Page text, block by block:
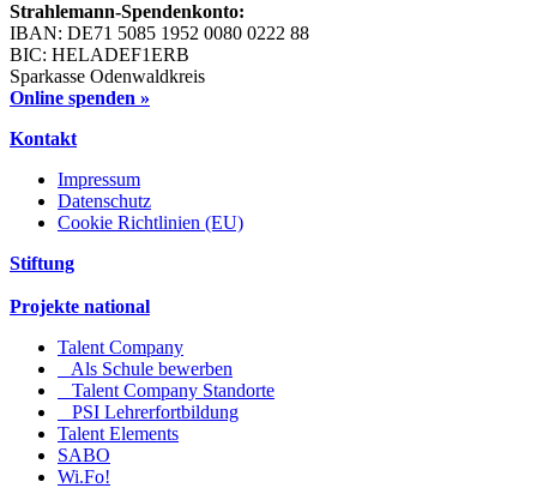
Strahlemann-Spendenkonto:
IBAN: DE71 5085 1952 0080 0222 88
BIC: HELADEF1ERB
Sparkasse Odenwaldkreis
Online spenden »
Kontakt
Impressum
Datenschutz
Cookie Richtlinien (EU)
Stiftung
Projekte national
Talent Company
Als Schule bewerben
Talent Company Standorte
PSI Lehrerfortbildung
Talent Elements
SABO
Wi.Fo!